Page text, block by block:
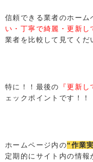
信頼できる業者のホーム
い・丁寧で綺麗・更新し
業者を比較して見てくだ
特に！！最後の 『更新し
ェックポイントです！！
ホームページ内の“作業
定期的にサイト内の情